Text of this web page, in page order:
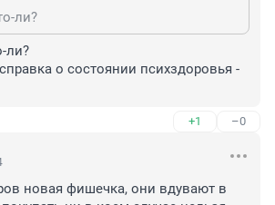
ли?
ли?
о состоянии психздоровья -
+1 –0
новая фишечка, они вдувают в